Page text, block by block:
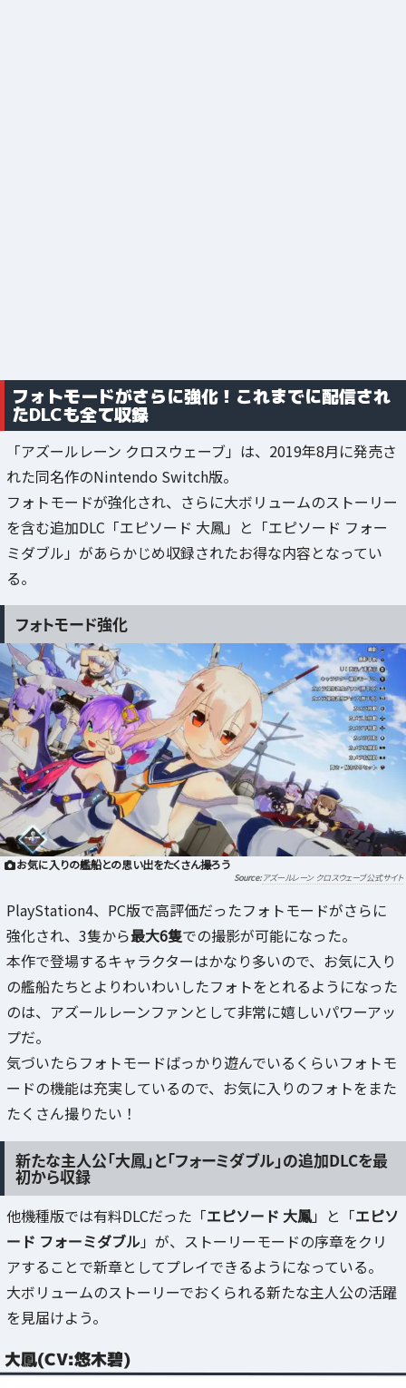
フォトモードがさらに強化！これまでに配信され
たDLCも全て収録
「アズールレーン クロスウェーブ」は、2019年8月に発売さ
れた同名作のNintendo Switch版。
フォトモードが強化され、さらに大ボリュームのストーリー
を含む追加DLC「エピソード 大鳳」と「エピソード フォー
ミダブル」があらかじめ収録されたお得な内容となってい
る。
フォトモード強化
お気に入りの艦船との思い出をたくさん撮ろう
アズールレーン クロスウェーブ公式サイト
PlayStation4、PC版で高評価だったフォトモードがさらに
強化され、3隻から最大6隻での撮影が可能になった。
本作で登場するキャラクターはかなり多いので、お気に入り
の艦船たちとよりわいわいしたフォトをとれるようになった
のは、アズールレーンファンとして非常に嬉しいパワーアッ
プだ。
気づいたらフォトモードばっかり遊んでいるくらいフォトモ
ードの機能は充実しているので、お気に入りのフォトをまた
たくさん撮りたい！
新たな主人公「大鳳」と「フォーミダブル」の追加DLCを最
初から収録
他機種版では有料DLCだった「エピソード 大鳳」と「エピソ
ード フォーミダブル」が、ストーリーモードの序章をクリ
アすることで新章としてプレイできるようになっている。
大ボリュームのストーリーでおくられる新たな主人公の活躍
を見届けよう。
大鳳(CV:悠木碧)